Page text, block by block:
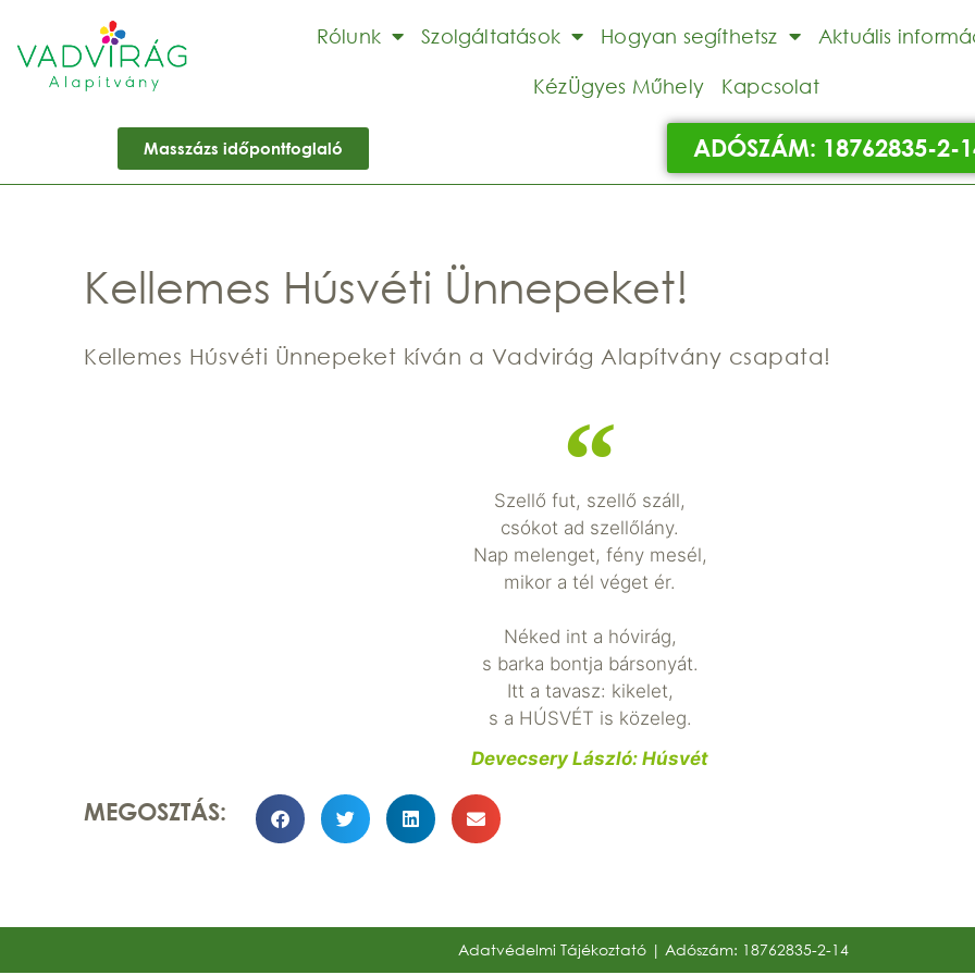
Rólunk Szolgáltatások Hogyan segíthetsz Aktuális
KézÜgyes Műhely Kapcsolat
Masszázs időpontfoglaló ADÓSZÁM: 18762835-2-
Kellemes Húsvéti Ünnepeket!
Kellemes Húsvéti Ünnepeket kíván a Vadvirág Alapítvány csapata!
Szellő fut, szellő száll,
csókot ad szellőlány.
Nap melenget, fény mesél,
mikor a tél véget ér.
Néked int a hóvirág,
s barka bontja bársonyát.
Itt a tavasz: kikelet,
s a HÚSVÉT is közeleg.
Devecsery László: Húsvét
MEGOSZTÁS:
Adatvédelmi Tájékoztató| Adószám: 18762835-2-14